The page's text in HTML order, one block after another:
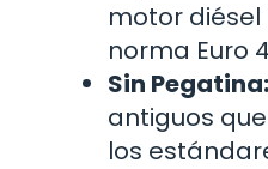
motor
norma Euro
Sin Pegatina:
antiguos
los